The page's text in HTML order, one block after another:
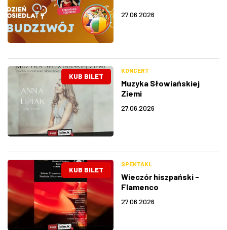
27.06.2026
KUB BILET
KONCERT
Muzyka Słowiańskiej
Ziemi
27.06.2026
KUB BILET
SPEKTAKL
Wieczór hiszpański -
Flamenco
27.06.2026